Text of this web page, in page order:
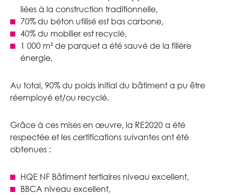
liées à la construction traditionnelle,
70% du béton utilisé est bas carbone,
40% du mobilier est recyclé,
1 000 m² de parquet a été sauvé de la filière
énergie.
Au total, 90% du poids initial du bâtiment a pu être
réemployé et/ou recyclé.
Grâce à ces mises en œuvre, la RE2020 a été
respectée et les certifications suivantes ont été
obtenues :
HQE NF Bâtiment tertiaires niveau excellent,
BBCA niveau excellent,